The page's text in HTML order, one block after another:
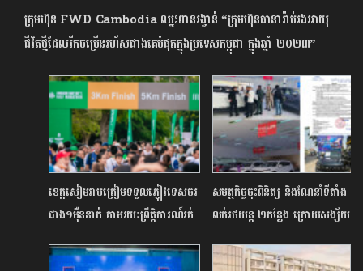
ក្រុម​ហ៊ុន​ FWD Cambodia​ ឈ្នះ​ពានរង្វាន់​ “ក្រុម​ហ៊ុន​ធានា​រ៉ាប់​រង​អាយុ
ជីវិត​ថ្មី​ដែល​រីក​ចម្រើន​រហ័ស​ជាង​គេ​បំផុត​ក្នុង​ប្រទេស​កម្ពុជា​ ក្នុង​ឆ្នាំ​ ២០២៣​”
ខេត្តសៀមរាបត្រៀមទទួលភ្ញៀវទេសចរ
ជាង១ម៉ឺននាក់ តាមរយៈព្រឹត្តិការណ៍រត់
ក្រុមហ៊ុន Manulife
សមត្ថកិច្ចចុះពិនិត្យ និងណែនាំទីតាំង
លក់រថយន្ត ២កន្លែង ក្រោយសង្ស័យ
សិទ្ធិចែកចាយផ្តាច់មុខរបស់ក្រុមហ៊ុន